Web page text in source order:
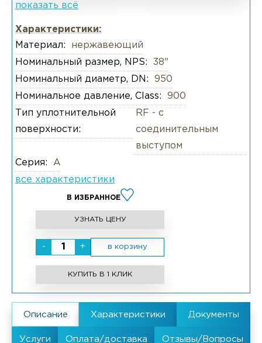
показать всё
Характеристики:
Материал:
нержавеющий
Номинальный размер, NPS:
38"
Номинальный диаметр, DN:
950
Номинальное давление, Class:
900
Тип уплотнительной
поверхности:
RF - с
соединительным
выступом
Серия:
А
все характеристики
В ИЗБРАННОЕ
УЗНАТЬ ЦЕНУ
- + в корзину
КУПИТЬ В 1 КЛИК